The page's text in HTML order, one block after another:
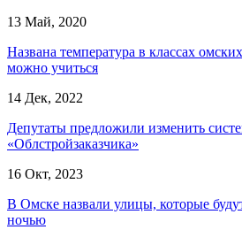
13 Май, 2020
Названа температура в классах
можно учиться
14 Дек, 2022
Депутаты предложили изменить
«Облстройзаказчика»
16 Окт, 2023
В Омске назвали улицы, которые
ночью